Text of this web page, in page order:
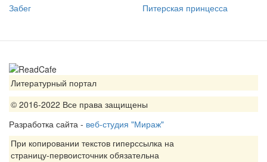
Забег Питерская принцесса
Литературный портал
© 2016-2022 Все права защищены
Разработка сайта - веб-студия "Мираж"
При копировании текстов гиперссылка на
страницу-первоисточник обязательна